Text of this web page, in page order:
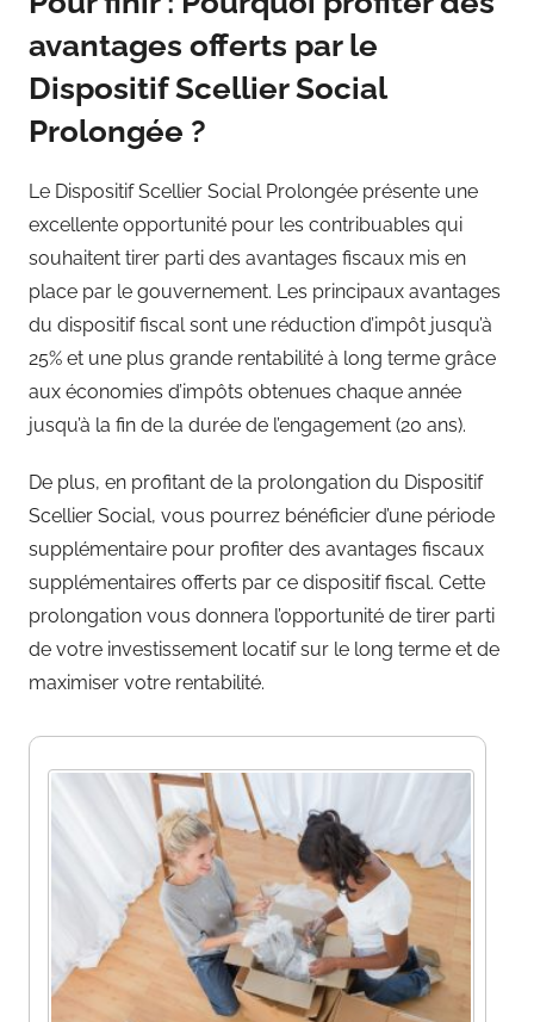
avantages offerts par le
Dispositif Scellier Social
Prolongée ?
Le Dispositif Scellier Social Prolongée présente une
excellente opportunité pour les contribuables qui
souhaitent tirer parti des avantages fiscaux mis en
place par le gouvernement. Les principaux avantages
du dispositif fiscal sont une réduction d’impôt jusqu’à
25% et une plus grande rentabilité à long terme grâce
aux économies d’impôts obtenues chaque année
jusqu’à la fin de la durée de l’engagement (20 ans).
De plus, en profitant de la prolongation du Dispositif
Scellier Social, vous pourrez bénéficier d’une période
supplémentaire pour profiter des avantages fiscaux
supplémentaires offerts par ce dispositif fiscal. Cette
prolongation vous donnera l’opportunité de tirer parti
de votre investissement locatif sur le long terme et de
maximiser votre rentabilité.